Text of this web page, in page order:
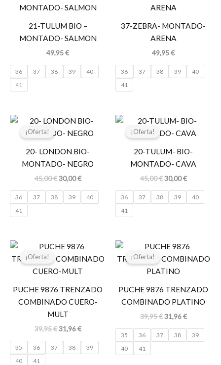
21-TULUM BIO –
MONTADO- SALMON
49,95€
36 37 38 39
40
41
37-ZEBRA- MONTADO-
ARENA
49,95€
36 37 38 39
40
41
¡Oferta!
20- LONDON BIO-
MONTADO- NEGRO
45,00€
El
original
45,00 €.
30,00€
El
actual
30,00 €.
36 37 38 39
40
41
¡Oferta!
20-TULUM- BIO-
MONTADO- CAVA
45,00€
El
original
45,00 €.
30,00€
El
actual
30,00 €.
36 37 38 39
40
41
¡Oferta!
PUCHE 9876 TRENZADO
COMBINADO CUERO-
MULT
39,95€
El
original
era:
31,96€
El
actual
es:
35 36 37 38
39
40
41
¡Oferta!
PUCHE 9876 TRENZADO
COMBINADO PLATINO
39,95€
El
original
era:
31,96€
El
actual
35 36 37 38
39
40
41